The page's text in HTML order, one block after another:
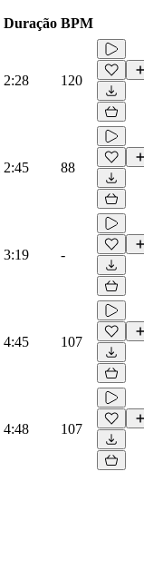
Duração BPM
2:28 120
2:45 88
3:19 -
4:45 107
4:48 107